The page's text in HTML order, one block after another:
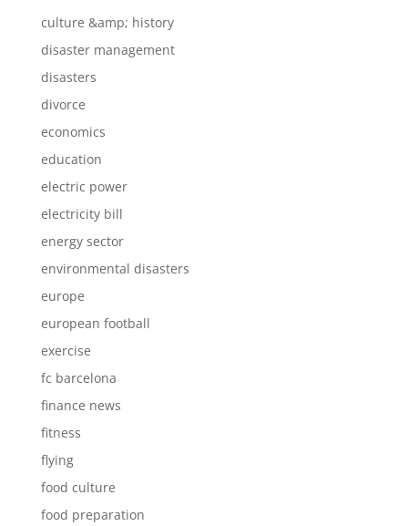
culture &amp; history
disaster management
disasters
divorce
economics
education
electric power
electricity bill
energy sector
environmental disasters
europe
european football
exercise
fc barcelona
finance news
fitness
flying
food culture
food preparation